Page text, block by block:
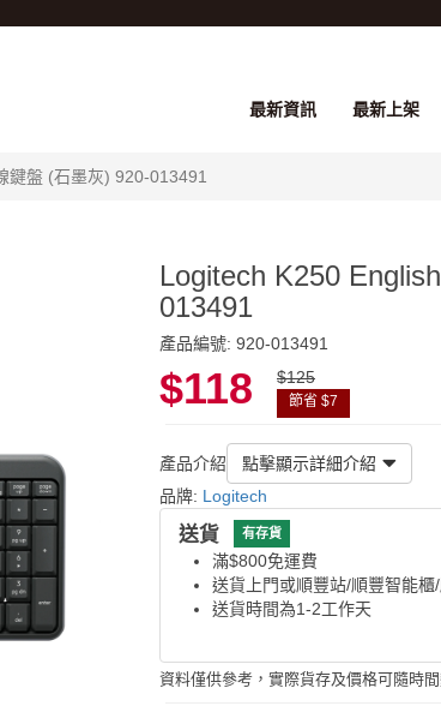
最新上架
最新資訊
鍵盤 (石墨灰) 920-013491
Logitech K250
013491
產品編號: 920-013491
$118 $125
節省 $7
產品介紹
點擊顯示詳細介紹
品牌: Logitech
送貨 有存貨
滿$800免運費
送貨上門或順豐站/順豐智能櫃
送貨時間為1-2工作天
資料僅供參考，實際貨存及價格可隨時